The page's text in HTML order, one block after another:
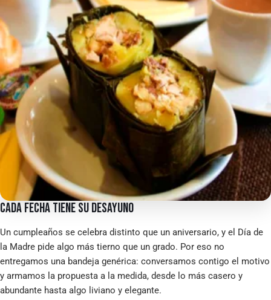
CADA FECHA TIENE SU DESAYUNO
Un cumpleaños se celebra distinto que un aniversario, y el Día de
la Madre pide algo más tierno que un grado. Por eso no
entregamos una bandeja genérica: conversamos contigo el motivo
y armamos la propuesta a la medida, desde lo más casero y
abundante hasta algo liviano y elegante.